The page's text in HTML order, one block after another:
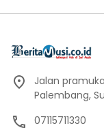
Jalan
Palembang,
07115711330